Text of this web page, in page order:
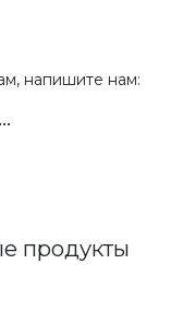
напишите нам:
продукты